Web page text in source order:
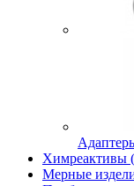
Химреактивы
Мерные